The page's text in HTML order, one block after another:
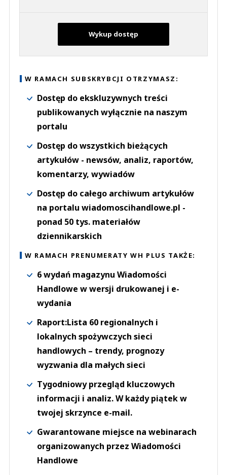
Wykup dostęp
W RAMACH SUBSKRYBCJI OTRZYMASZ:
Dostęp do ekskluzywnych treści
publikowanych wyłącznie na naszym
portalu
Dostęp do wszystkich bieżących
artykułów - newsów, analiz, raportów,
komentarzy, wywiadów
Dostęp do całego archiwum artykułów
na portalu wiadomoscihandlowe.pl -
ponad 50 tys. materiałów
dziennikarskich
W RAMACH PRENUMERATY WH PLUS TAKŻE:
6 wydań magazynu Wiadomości
Handlowe w wersji drukowanej i e-
wydania
Raport:Lista 60 regionalnych i
lokalnych spożywczych sieci
handlowych – trendy, prognozy
wyzwania dla małych sieci
Tygodniowy przegląd kluczowych
informacji i analiz. W każdy piątek w
twojej skrzynce e-mail.
Gwarantowane miejsce na webinarach
organizowanych przez Wiadomości
Handlowe